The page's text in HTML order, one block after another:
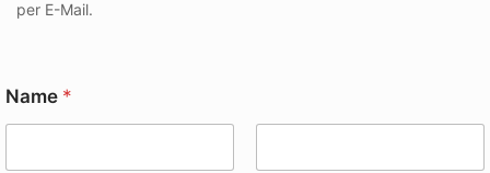
per E-Mail.
Name *